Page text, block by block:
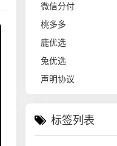
微信分付
桃多多
鹿优选
兔优选
声明协议
标签列表